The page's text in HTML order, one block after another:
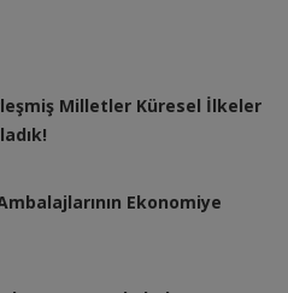
Milletler Küresel İlkeler
Ekonomiye